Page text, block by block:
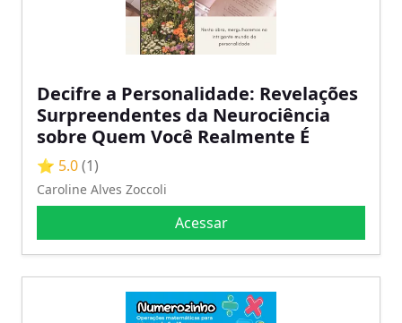
Decifre a Personalidade: Revelações
Surpreendentes da Neurociência
sobre Quem Você Realmente É
⭐ 5.0(1)
Caroline Alves Zoccoli
Acessar